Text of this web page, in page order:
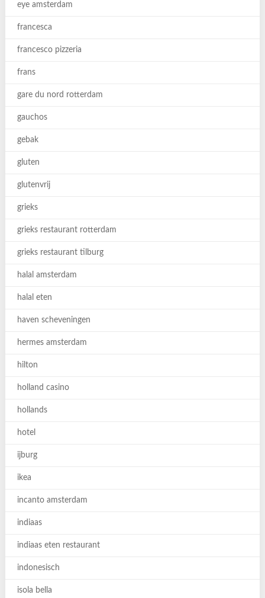
eye amsterdam
francesca
francesco pizzeria
frans
gare du nord rotterdam
gauchos
gebak
gluten
glutenvrij
grieks
grieks restaurant rotterdam
grieks restaurant tilburg
halal amsterdam
halal eten
haven scheveningen
hermes amsterdam
hilton
holland casino
hollands
hotel
ijburg
ikea
incanto amsterdam
indiaas
indiaas eten restaurant
indonesisch
isola bella